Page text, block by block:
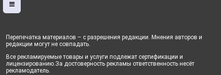
Перепечатка материалов – с разрешения редакции. Мнения авторов и
редакции могут не совпадать.
Все рекламируемые товары и услуги подлежат сертификации и
лицензированию.За достоверность рекламы ответственность несёт
рекламодатель.